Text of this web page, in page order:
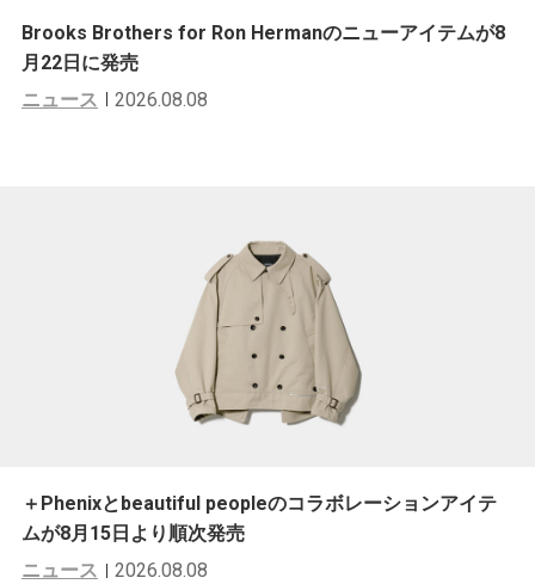
Brooks Brothers for Ron Hermanのニューアイテムが8
月22日に発売
ニュース
2026.08.08
＋Phenixとbeautiful peopleのコラボレーションアイテ
ムが8月15日より順次発売
ニュース
2026.08.08